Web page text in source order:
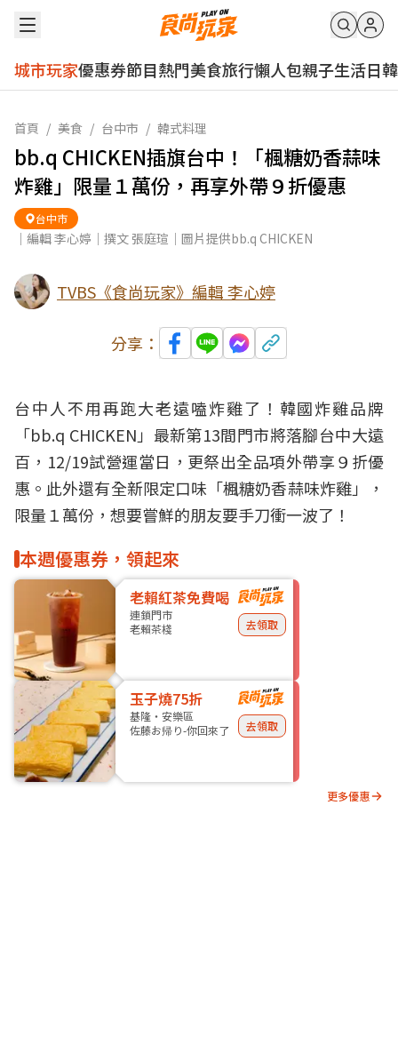
城市玩家優惠券節目熱門美食旅行懶人包親子生活日韓
首頁 / 美食 / 台中市 / 韓式料理
bb.q CHICKEN插旗台中！「楓糖奶香蒜味
炸雞」限量１萬份，再享外帶９折優惠
台中市
｜編輯 李心婷｜撰文 張庭瑄｜圖片提供bb.q CHICKEN
TVBS《食尚玩家》編輯 李心婷
分享：
台中 人不用再跑大老遠嗑炸雞了！ 韓國炸雞品牌
「bb.q CHICKEN」最新第13間門市將落腳台中大遠
百，12/19試營運當日，更祭出全品項外帶享９折優
惠 。此外還有全新限定口味「楓糖奶香蒜味炸雞」，
限量１萬份，想要嘗鮮的朋友要手刀衝一波了！
本週優惠券，領起來
老賴紅茶免費喝
連鎖門市
老賴茶棧
去領取
玉子燒75折
基隆・安樂區
佐藤お帰り-你回來了
去領取
更多優惠